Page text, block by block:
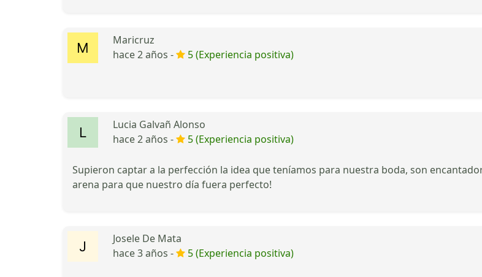
Maricruz
hace 2 años -
5 (Experiencia positiva)
Lucia Galvañ Alonso
hace 2 años -
5 (Experiencia positiva)
Supieron captar a la perfección la idea que teníamos para nuestra boda, son
arena para que nuestro día fuera perfecto!
Josele De Mata
hace 3 años -
5 (Experiencia positiva)